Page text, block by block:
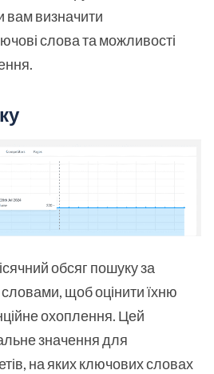
визначити
слова та можливості
обсяг пошуку за
щоб оцінити їхню
охоплення. Цей
значення для
на яких ключових словах